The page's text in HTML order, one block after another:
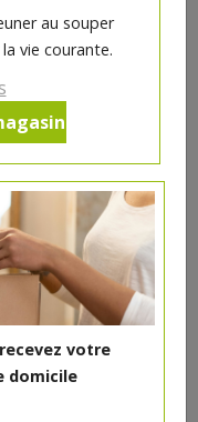
au souper
vie courante.
votre
domicile
grillées